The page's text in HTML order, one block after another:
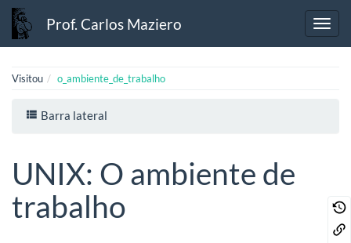
Prof. Carlos Maziero
Visitou o_ambiente_de_trabalho
Barra lateral
UNIX: O ambiente de
trabalho